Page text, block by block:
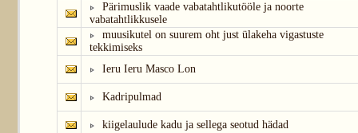
Pärimuslik vaade vabatahtlikutööle ja noorte
vabatahtlikkusele
muusikutel on suurem oht just ülakeha vigastuste
tekkimiseks
Ieru Ieru Masco Lon
Kadripulmad
kiigelaulude kadu ja sellega seotud hädad